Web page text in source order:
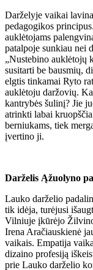
Darželyje vaikai
pedagogikos
auklėtojams
patalpoje sunkiau nei
„Nustebino auklėtojų
susitarti be bausmių,
elgtis tinkamai Ryto
auklėtoju daržovių.
kantrybės šulinį? Jie
atrinkti labai
berniukams, tiek
įvertino ji.
Darželis Ąžuolyno
Lauko darželio
tik idėja, turėjusi
Vilniuje įkūrėjo
Irena Aračiauskienė
vaikais. Empatija
dizaino profesiją
prie Lauko darželio